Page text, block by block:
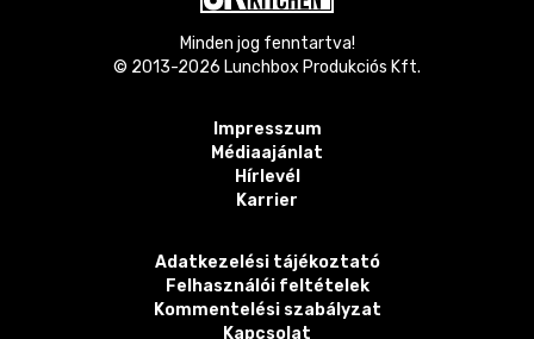
Minden jog fenntartva!
© 2013-2026 Lunchbox Produkciós Kft.
Impresszum
Médiaajánlat
Hírlevél
Karrier
Adatkezelési tájékoztató
Felhasználói feltételek
Kommentelési szabályzat
Kapcsolat